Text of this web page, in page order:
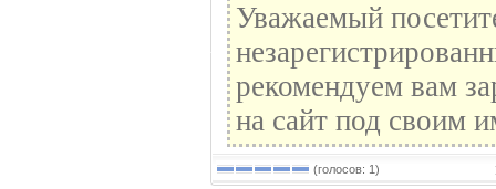
Уважаемый
рекомендуем вам
на сайт под своим
(голосов: 1)